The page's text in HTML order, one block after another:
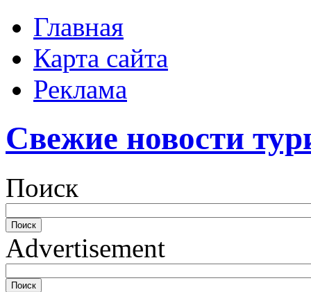
Главная
Карта сайта
Реклама
Свежие новости
Поиск
Advertisement